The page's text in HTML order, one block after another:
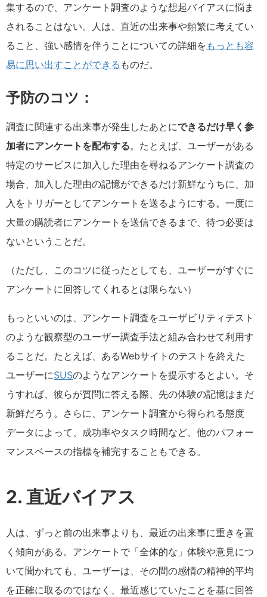
集するので、アンケート調査のような想起バイアスに悩ま
されることはない。人は、直近の出来事や頻繁に考えてい
ること、強い感情を伴うことについての詳細を もっとも容
易に思い出すことができる ものだ。
予防のコツ：
調査に関連する出来事が発生したあとにできるだけ早く参
加者にアンケートを配布する。たとえば、ユーザーがある
特定のサービスに加入した理由を尋ねるアンケート調査の
場合、加入した理由の記憶ができるだけ新鮮なうちに、加
入をトリガーとしてアンケートを送るようにする。一度に
大量の購読者にアンケートを送信できるまで、待つ必要は
ないということだ。
（ただし、このコツに従ったとしても、ユーザーがすぐに
アンケートに回答してくれるとは限らない）
もっといいのは、アンケート調査をユーザビリティテスト
のような観察型のユーザー調査手法と組み合わせて利用す
ることだ。たとえば、あるWebサイトのテストを終えた
ユーザーにSUSのようなアンケートを提示するとよい。そ
うすれば、彼らが質問に答える際、先の体験の記憶はまだ
新鮮だろう。さらに、アンケート調査から得られる態度
データによって、成功率やタスク時間など、他のパフォー
マンスベースの指標を補完することもできる。
2. 直近バイアス
人は、ずっと前の出来事よりも、最近の出来事に重きを置
く傾向がある。アンケートで「全体的な」体験や意見につ
いて聞かれても、ユーザーは、その間の感情の精神的平均
を正確に取るのではなく、最近感じていたことを基に回答